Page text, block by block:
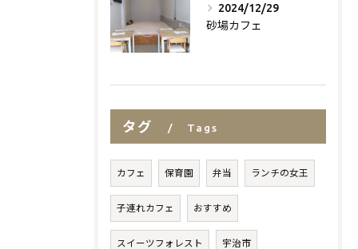
2024/12/29
砂場カフェ
タグ Tags
カフェ 保育園 弁当 ランチの女王
子連れカフェ おすすめ
スイーツフォレスト 宇治市